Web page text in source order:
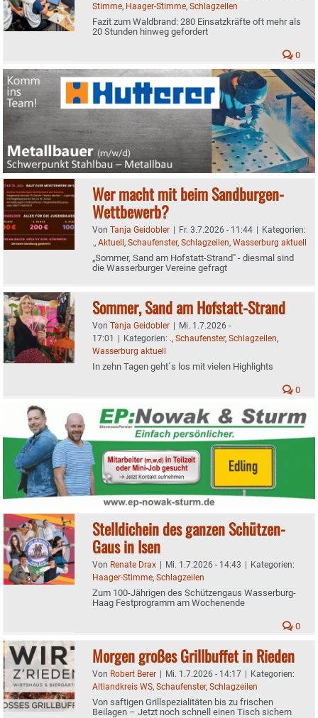
Stimme, Haager-Stimme, Schlagzeilen
Fazit zum Waldbrand: 280 Einsatzkräfte oft mehr als
20 Stunden hinweg gefordert
0
Wer macht mit beim Sandburgen-
Wettbewerb?
Von Tanja Geidobler | Fr. 3.7.2026 - 11:44 | Kategorien:
., Aktuell, Schaufenster, Schlagzeilen, Wasserburg aktuell
„Sommer, Sand am Hofstatt-Strand" - diesmal sind
die Wasserburger Vereine gefragt
Sommer, Sand am Hofstatt-Strand
Von Tanja Geidobler | Mi. 1.7.2026 -
17:01 | Kategorien: ., Schaufenster, Schlagzeilen,
Wasserburg aktuell
In zehn Tagen geht´s los mit vielen Highlights
0
Stelldichein des ganzen Schützen-
Gaus in Isen
Von Renate Drax | Mi. 1.7.2026 - 14:43 | Kategorien:
Haager-Stimme, Schlagzeilen
Zum 100-Jährigen des Schützengaus Wasserburg-
Haag Festprogramm am Wochenende
0
Morgen großes Grillbuffet in Rieden
Von Robert Berer | Mi. 1.7.2026 - 14:17 | Kategorien:
Altlandkreis WS, Schaufenster, Schlagzeilen
Von saftigen Grillspezialitäten bis zu frischen
Beilagen – Jetzt noch schnell einen Tisch sichern